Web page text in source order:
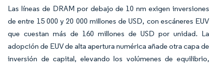
Las líneas de DRAM por debajo de 10 nm exigen inversiones
de entre 15 000 y 20 000 millones de USD, con escáneres EUV
que cuestan más de 160 millones de USD por unidad. La
adopción de EUV de alta apertura numérica añade otra capa de
inversión de capital, elevando los volúmenes de equilibrio,